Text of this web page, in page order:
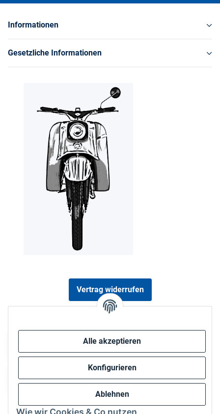
Alle akzeptieren
Konfigurieren
Ablehnen
Wie wir Cookies & Co nutzen
Informationen
Gesetzliche Informationen
Vertrag widerrufen